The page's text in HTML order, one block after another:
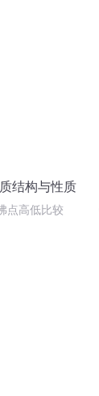
结构与性质
点高低比较